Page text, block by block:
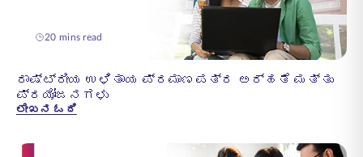
20 mins read
ರಾಷ್ಟ್ರೀಯ ಉಳಿತಾಯ ಪ್ರಮಾಣಪತ್ರ ಅರ್ಹತೆ ಮತ್ತು
ಪ್ರಯೋಜನಗಳು
ಲೇಖನ ಓದಿ